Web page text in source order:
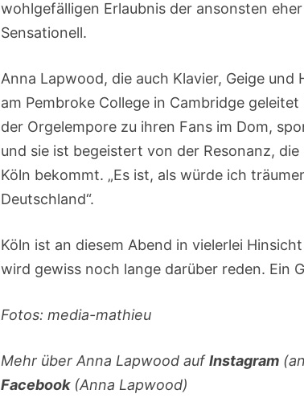
wohlgefälligen Erlaubnis der ansonsten
Sensationell.
Anna Lapwood, die auch Klavier, Geige
am Pembroke College in Cambridge
der Orgelempore zu ihren Fans im Dom,
und sie ist begeistert von der Resonanz,
Köln bekommt. „Es ist, als würde ich
Deutschland“.
Köln ist an diesem Abend in vielerlei
wird gewiss noch lange darüber reden. Ein
Fotos: media-mathieu
Mehr über Anna Lapwood aufInstagram
Facebook(Anna Lapwood)